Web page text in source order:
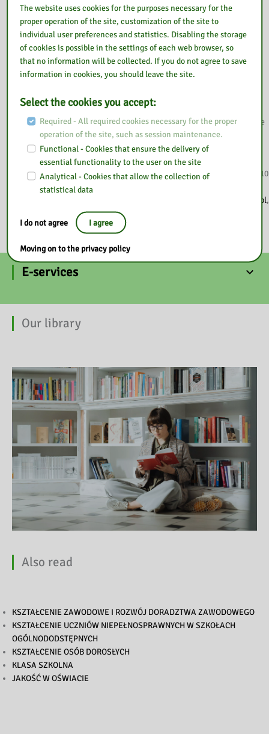
pomieszczeń brak jest rozkładu pomieszczeń budynku w formie
wizualnej, informacja taka zapewniona jest w sposób głosowy.
Nie zastosowano urządzeń i innych środków technicznych do
obsługi osób słabosłyszących.
Zapewniony jest wstęp do budynku osobie korzystającej z psa
asystującego lub psa przewodnika.
Przed budynkiem wyznaczono 2 miejsca parkingowe dla osób
niepełnosprawnych.
Na chwilę obecną w budynku nie ma możliwości skorzystania z
tłumacza polskiego języka migowego. Osoby doświadczające trwale
lub okresowo trudności w komunikowaniu się, mają możliwość:
przesłania korespondencji pisemnej kierowanej na adres:
Biblioteka Pedagogiczna w Ostrołęce, ul. Piłsudskiego 38, 07-410
Ostrołęka,
bp@bp.ostroleka.pl,
korzystania z platformy e-PUAP.
E-services
Our library
Also read
KSZTAŁCENIE ZAWODOWE I ROZWÓJ DORADZTWA ZAWODOWEGO
KSZTAŁCENIE UCZNIÓW NIEPEŁNOSPRAWNYCH W SZKOŁACH
OGÓLNODODSTĘPNYCH
KSZTAŁCENIE OSÓB DOROSŁYCH
KLASA SZKOLNA
JAKOŚĆ W OŚWIACIE
The website uses cookies for the purposes necessary for the
proper operation of the site, customization of the site to
individual user preferences and statistics. Disabling the storage
of cookies is possible in the settings of each web browser, so
that no information will be collected. If you do not agree to save
information in cookies, you should leave the site.
Select the cookies you accept:
Required - All required cookies necessary for the proper
operation of the site, such as session maintenance.
Functional - Cookies that ensure the delivery of
essential functionality to the user on the site
Analytical - Cookies that allow the collection of
statistical data
I do not agree I agree
Moving on to the privacy policy